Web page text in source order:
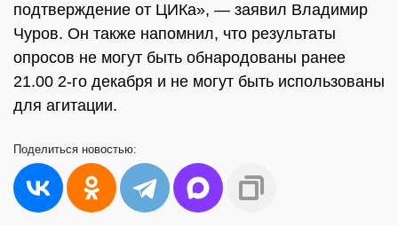
подтверждение от ЦИКа», — заявил Владимир
Чуров. Он также напомнил, что результаты
опросов не могут быть обнародованы ранее
21.00 2-го декабря и не могут быть использованы
для агитации.
Поделиться новостью: